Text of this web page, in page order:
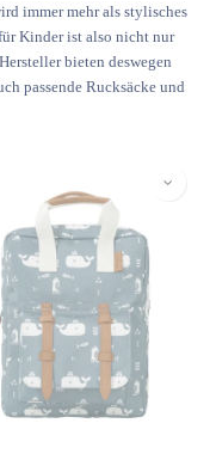
immer mehr als stylisches
Kinder ist also nicht nur
bieten deswegen
passende Rucksäcke und